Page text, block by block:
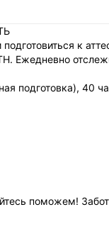
подготовиться к
Ежедневно
подготовка), 40
поможем!